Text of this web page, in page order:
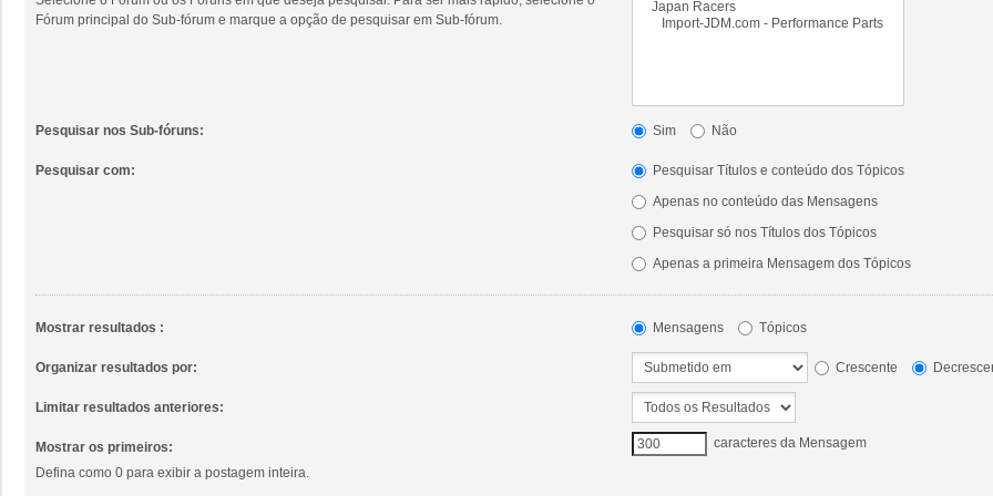
Fórum principal do Sub-fórum e marque a opção de pesquisar em Sub-fórum.
Pesquisar nos Sub-fóruns: Sim Não
Pesquisar com:
Pesquisar Títulos e conteúdo dos Tópicos
Apenas no conteúdo das Mensagens
Pesquisar só nos Títulos dos Tópicos
Apenas a primeira Mensagem dos Tópicos
Mostrar resultados : Mensagens Tópicos
Organizar resultados por: Crescente
Limitar resultados anteriores:
Mostrar os primeiros:
Defina como 0 para exibir a postagem inteira.
caracteres da Mensagem